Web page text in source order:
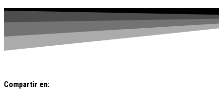
Compartir en: